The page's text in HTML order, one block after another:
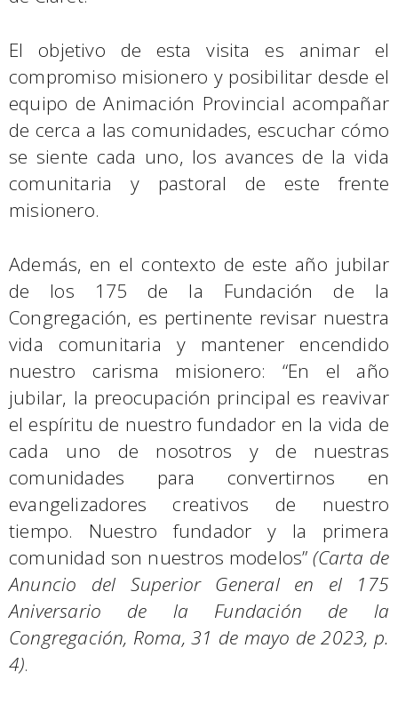
El objetivo de esta visita es animar el
compromiso misionero y posibilitar desde el
equipo de Animación Provincial acompañar
de cerca a las comunidades, escuchar cómo
se siente cada uno, los avances de la vida
comunitaria y pastoral de este frente
misionero.
Además, en el contexto de este año jubilar
de los 175 de la Fundación de la
Congregación, es pertinente revisar nuestra
vida comunitaria y mantener encendido
nuestro carisma misionero: “En el año
jubilar, la preocupación principal es reavivar
el espíritu de nuestro fundador en la vida de
cada uno de nosotros y de nuestras
comunidades para convertirnos en
evangelizadores creativos de nuestro
tiempo. Nuestro fundador y la primera
comunidad son nuestros modelos”(Carta de
Anuncio del Superior General en el 175
Aniversario de la Fundación de la
Congregación, Roma, 31 de mayo de 2023, p.
4).